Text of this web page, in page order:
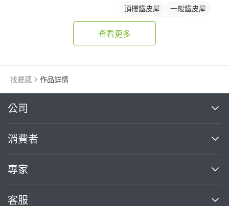
頂樓鐵皮屋
一般鐵皮屋
鐵皮屋
查看更多
找靈感 作品詳情
公司
關於我們
部落格
加入我們
消費者
買服務
專家
案件中心
客服
繼續完成